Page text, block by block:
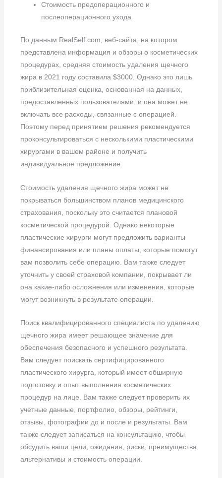
Стоимость предоперационного и
послеоперационного ухода
По данным RealSelf.com, веб-сайта, на котором
представлена информация и обзоры о косметических
процедурах, средняя стоимость удаления щечного
жира в 2021 году составила $3000. Однако это лишь
приблизительная оценка, основанная на данных,
предоставленных пользователями, и она может не
включать все расходы, связанные с операцией.
Поэтому перед принятием решения рекомендуется
проконсультироваться с несколькими пластическими
хирургами в вашем районе и получить
индивидуальное предложение.
Стоимость удаления щечного жира может не
покрываться большинством планов медицинского
страхования, поскольку это считается плановой
косметической процедурой. Однако некоторые
пластические хирурги могут предложить варианты
финансирования или планы оплаты, которые помогут
вам позволить себе операцию. Вам также следует
уточнить у своей страховой компании, покрывает ли
она какие-либо осложнения или изменения, которые
могут возникнуть в результате операции.
Поиск квалифицированного специалиста по удалению
щечного жира имеет решающее значение для
обеспечения безопасного и успешного результата.
Вам следует поискать сертифицированного
пластического хирурга, который имеет обширную
подготовку и опыт выполнения косметических
процедур на лице. Вам также следует проверить их
учетные данные, портфолио, обзоры, рейтинги,
отзывы, фотографии до и после и результаты. Вам
также следует записаться на консультацию, чтобы
обсудить ваши цели, ожидания, риски, преимущества,
альтернативы и стоимость операции.